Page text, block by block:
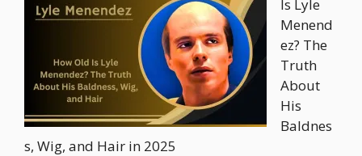
Is Lyle
Menend
ez? The
Truth
About
His
Baldnes
s, Wig, and Hair in 2025